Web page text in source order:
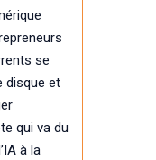
se
disque et
qui va du
à la